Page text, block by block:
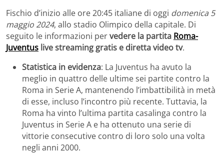
Fischio d’inizio alle ore 20:45 italiane di oggi domenica 5
maggio 2024, allo stadio Olimpico della capitale. Di
seguito le informazioni pervedere la partita Roma-
Juventus live streaming gratis e diretta video tv.
Statistica in evidenza: La Juventus ha avuto la
meglio in quattro delle ultime sei partite contro la
Roma in Serie A, mantenendo l’imbattibilità in metà
di esse, incluso l’incontro più recente. Tuttavia, la
Roma ha vinto l’ultima partita casalinga contro la
Juventus in Serie A e ha ottenuto una serie di
vittorie consecutive contro di loro solo una volta
negli anni 2000.